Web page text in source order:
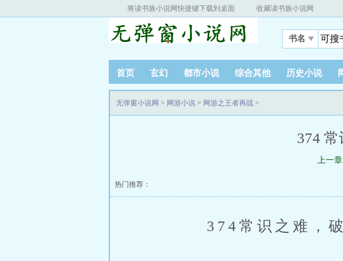
将读书族小说网快捷键下载到桌面 收藏读书族小说网
书名
首页 玄幻 都市小说 综合其他 历史小说
无弹窗小说网 > 网游小说 > 网游之王者再战 >
374
上一章
热门推荐：
374常识之难，破